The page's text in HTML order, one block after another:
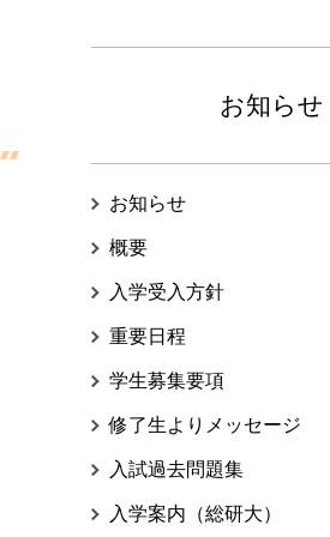
お知らせ
お知らせ
概要
入学受入方針
重要日程
学生募集要項
修了生よりメッセージ
入試過去問題集
入学案内（総研大）